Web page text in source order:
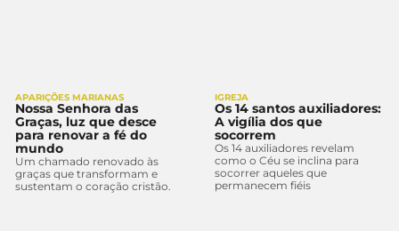
APARIÇÕES MARIANAS
Nossa Senhora das
Graças, luz que desce
para renovar a fé do
mundo
Um chamado renovado às
graças que transformam e
sustentam o coração cristão.
IGREJA
Os 14 santos auxiliadores:
A vigília dos que
socorrem
Os 14 auxiliadores revelam
como o Céu se inclina para
socorrer aqueles que
permanecem fiéis